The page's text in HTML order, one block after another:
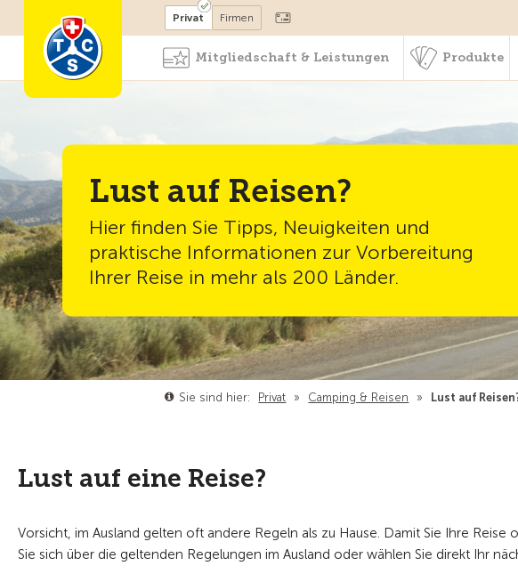
Mitglied werden
Privat Firmen
Mitgliedschaft & Leistungen Produkte
Lust auf Reisen?
Hier finden Sie Tipps, Neuigkeiten und
praktische Informationen zur Vorbereitung
Ihrer Reise in mehr als 200 Länder.
Sie sind hier: Privat » Camping & Reisen » Lust auf
Lust auf eine Reise?
Vorsicht, im Ausland gelten oft andere Regeln als zu Hause. Damit Sie Ihre
Sie sich über die geltenden Regelungen im Ausland oder wählen Sie direkt Ihr